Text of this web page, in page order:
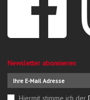
Newsletter abonnieren
Hiermit stimme ich der